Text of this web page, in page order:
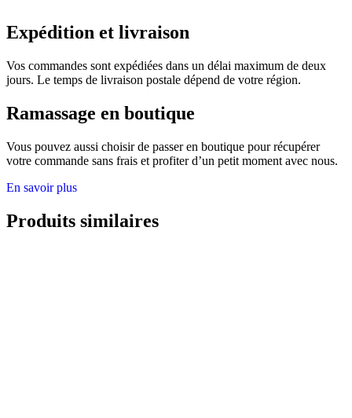
Expédition et livraison
Vos commandes sont expédiées dans un délai maximum de deux
jours. Le temps de livraison postale dépend de votre région.
Ramassage en boutique
Vous pouvez aussi choisir de passer en boutique pour récupérer
votre commande sans frais et profiter d’un petit moment avec nous.
En savoir plus
Produits similaires